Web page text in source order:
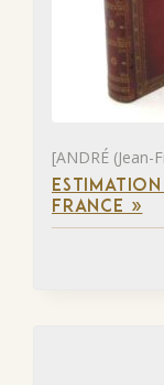
[ANDRÉ (Jean-
FRANCE »